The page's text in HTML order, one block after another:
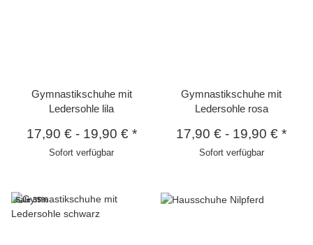
Gymnastikschuhe mit
Ledersohle lila
17,90 €- 19,90 € *
Sofort verfügbar
Gymnastikschuhe mit
Ledersohle rosa
17,90 € - 19,90 €*
Sofort verfügbar
Sale 35%